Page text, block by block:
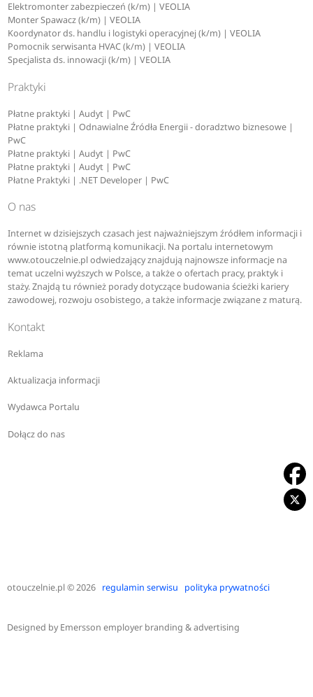
Elektromonter zabezpieczeń (k/m) | VEOLIA
Monter Spawacz (k/m) | VEOLIA
Koordynator ds. handlu i logistyki operacyjnej (k/m) | VEOLIA
Pomocnik serwisanta HVAC (k/m) | VEOLIA
Specjalista ds. innowacji (k/m) | VEOLIA
Praktyki
Płatne praktyki | Audyt | PwC
Płatne praktyki | Odnawialne Źródła Energii - doradztwo biznesowe |
PwC
Płatne praktyki | Audyt | PwC
Płatne praktyki | Audyt | PwC
Płatne Praktyki | .NET Developer | PwC
O nas
Internet w dzisiejszych czasach jest najważniejszym źródłem informacji i
równie istotną platformą komunikacji. Na portalu internetowym
www.otouczelnie.pl odwiedzający znajdują najnowsze informacje na
temat uczelni wyższych w Polsce, a także o ofertach pracy, praktyk i
staży. Znajdą tu również porady dotyczące budowania ścieżki kariery
zawodowej, rozwoju osobistego, a także informacje związane z maturą.
Kontakt
Reklama
Aktualizacja informacji
Wydawca Portalu
Dołącz do nas
otouczelnie.pl© 2026 regulamin serwisu polityka prywatności
Designed byEmersson employer branding & advertising